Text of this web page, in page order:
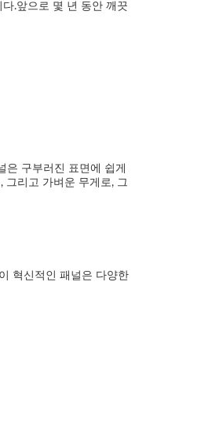
.앞으로 몇 년 동안 깨끗
구부러진 표면에 쉽게
그리고 가벼운 무게로, 그
혁신적인 패널은 다양한